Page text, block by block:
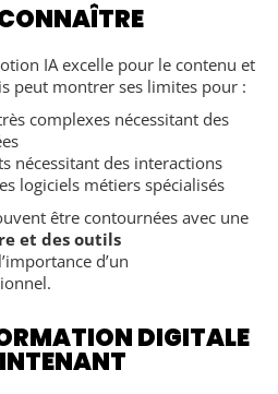
IA excelle pour le contenu et
peut montrer ses limites pour :
complexes nécessitant des
nécessitant des interactions
logiciels métiers spécialisés
être contournées avec une
et des outils
d’un
DIGITALE